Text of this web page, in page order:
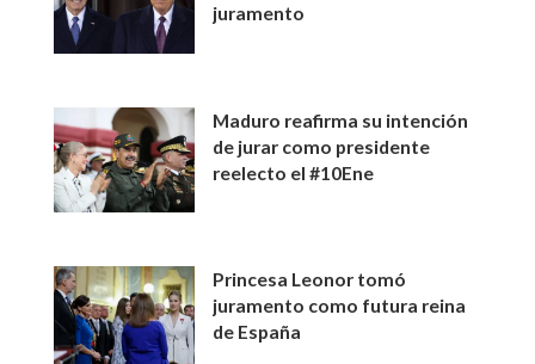
juramento
Maduro reafirma su intención
de jurar como presidente
reelecto el #10Ene
Princesa Leonor tomó
juramento como futura reina
de España